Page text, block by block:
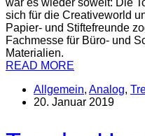
sich für die Creativeworld
Papier- und Stiftefreunde
Fachmesse für Büro- und
Materialien.
READ MORE
Allgemein, Analog,
20. Januar 2019